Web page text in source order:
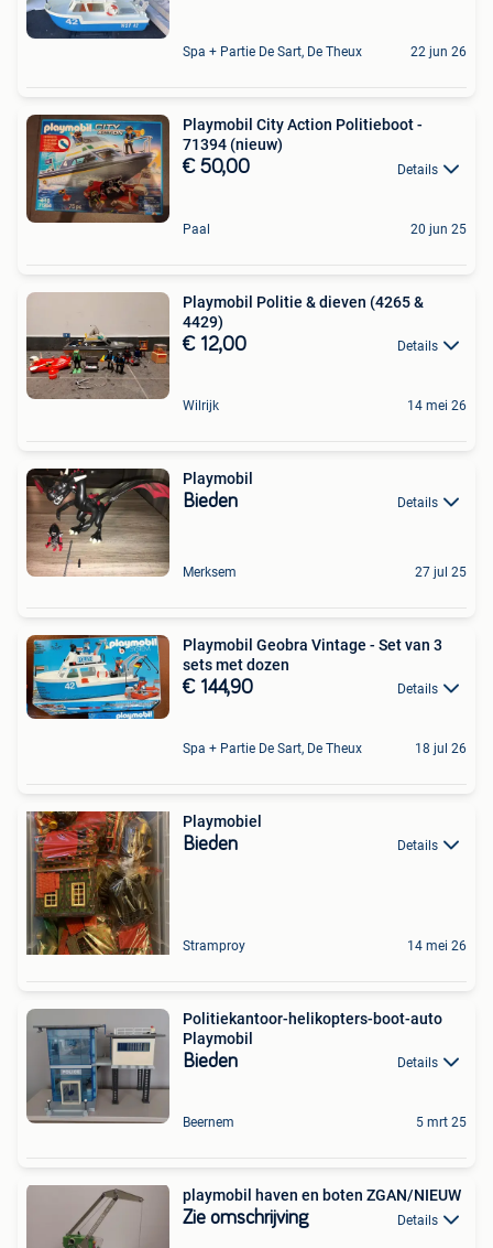
Spa + Partie De Sart, De Theux 22 jun 26
Playmobil City Action Politieboot -
71394 (nieuw)
€ 50,00 Details
Paal 20 jun 25
Playmobil Politie & dieven (4265 &
4429)
€ 12,00 Details
Wilrijk 14 mei 26
Playmobil
Bieden Details
Merksem 27 jul 25
Playmobil Geobra Vintage - Set van 3
sets met dozen
€ 144,90 Details
Spa + Partie De Sart, De Theux 18 jul 26
Playmobiel
Bieden Details
Stramproy 14 mei 26
Politiekantoor-helikopters-boot-auto
Playmobil
Bieden Details
Beernem 5 mrt 25
playmobil haven en boten ZGAN/NIEUW
Zie omschrijving Details